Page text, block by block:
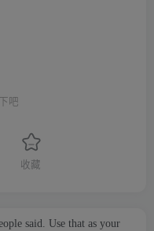
吧
收藏
said. Use that as your